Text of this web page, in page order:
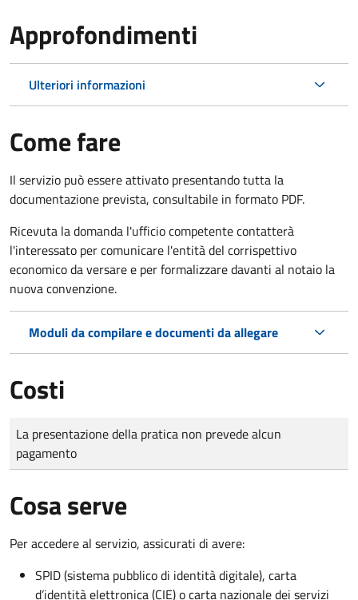
Approfondimenti
Ulteriori informazioni
Come fare
Il servizio può essere attivato presentando tutta la
documentazione prevista, consultabile in formato PDF.
Ricevuta la domanda l'ufficio competente contatterà
l'interessato per comunicare l'entità del corrispettivo
economico da versare e per formalizzare davanti al notaio la
nuova convenzione.
Moduli da compilare e documenti da allegare
Costi
Tipo di pagamento
Importo
La presentazione della pratica non prevede alcun
pagamento
Cosa serve
Per accedere al servizio, assicurati di avere:
SPID (sistema pubblico di identità digitale), carta
d’identità elettronica (CIE) o carta nazionale dei servizi